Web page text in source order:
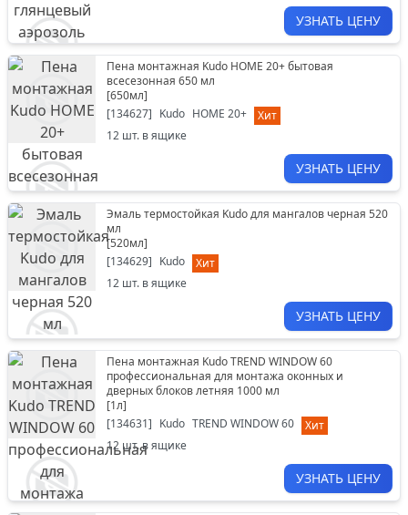
УЗНАТЬ ЦЕНУ
Пена монтажная Kudo HOME 20+ бытовая
всесезонная 650 мл
[650мл]
[134627] Kudo HOME 20+
Хит
12 шт. в ящике
УЗНАТЬ ЦЕНУ
Эмаль термостойкая Kudo для мангалов черная 520
мл
[520мл]
[134629] Kudo
Хит
12 шт. в ящике
УЗНАТЬ ЦЕНУ
Пена монтажная Kudo TREND WINDOW 60
профессиональная для монтажа оконных и
дверных блоков летняя 1000 мл
[1л]
[134631] Kudo TREND WINDOW 60
Хит
12 шт. в ящике
УЗНАТЬ ЦЕНУ